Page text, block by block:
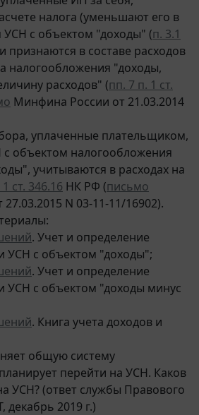
налога (уменьшают его в
УСН с объектом "доходы" (п. 3.1
признаются в составе расходов
налогообложения "доходы,
расходов" (пп. 7 п. 1 ст.
Минфина России от 21.03.2014
уплаченные плательщиком,
объектом налогообложения
учитываются в расходах на
ст. 346.16 НК РФ (письмо
N 03-11-11/16902).
. Учет и определение
УСН с объектом "доходы";
. Учет и определение
УСН с объектом "доходы минус
. Книга учета доходов и
общую систему
перейти на УСН. Каков
УСН? (ответ службы Правового
декабрь 2019 г.)